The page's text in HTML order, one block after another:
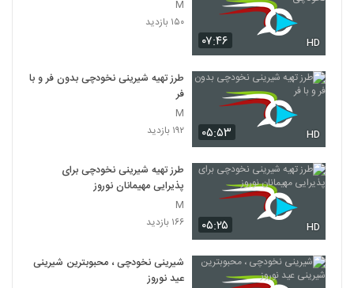
۰۷:۴۶ HD
M
۱۵۰ بازدید
۰۵:۵۳ HD
طرز تهیه شیرینی نخودچی بدون فر و با
فر
M
۱۹۲ بازدید
۰۵:۲۵ HD
طرز تهیه شیرینی نخودچی برای
پذیرایی مهیمانان نوروز
M
۱۶۶ بازدید
شیرینی نخودچی ، محبوبترین شیرینی
عید نوروز